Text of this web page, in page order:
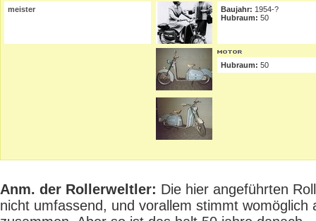
meister Baujahr: 1954-?
Hubraum: 50
Hubraum: 50
Anm. der Rollerweltler: Die hier angeführten
nicht umfassend, und vorallem stimmt womöglich